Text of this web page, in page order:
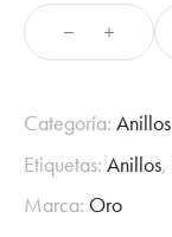
price
was:
price
is:
Anillo
Nuggets
con
en
Amarillo
Categoría: Anillos
Etiquetas: Anillos,
Marca: Oro